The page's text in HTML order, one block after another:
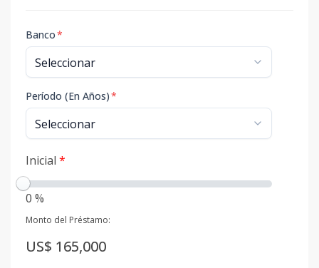
Banco*
Período (En Años)*
Inicial *
0 %
Monto del Préstamo:
US$ 165,000